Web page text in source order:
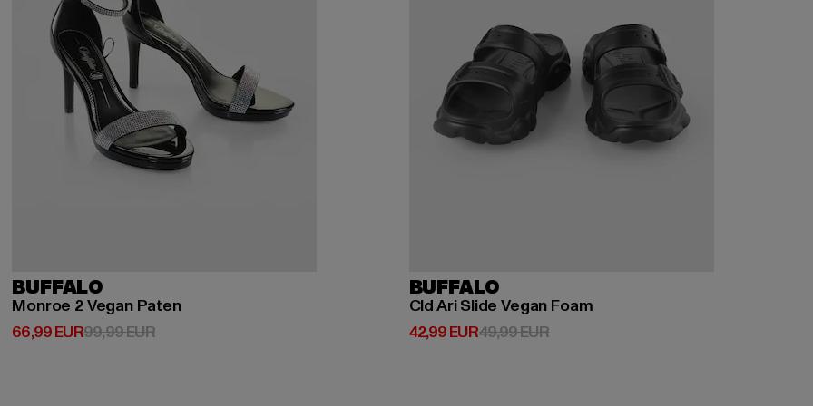
BUFFALO
Monroe 2 Vegan Paten
66,99 EUR
Derzeitiger Preis: 66,99 EUR
99,99 EURAktionspreis: 99,99 EUR
BUFFALO
Cld Ari Slide Vegan Foam
42,99 EUR
Derzeitiger Preis: 42,99 EUR
49,99 EURAktionspreis: 49,99 EUR